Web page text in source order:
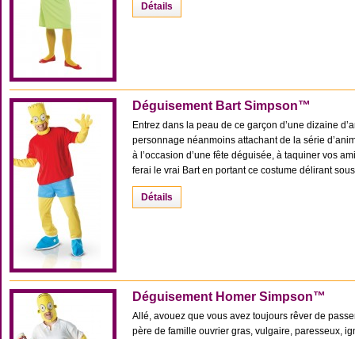
Détails
Déguisement Bart Simpson™
Entrez dans la peau de ce garçon d’une dizaine
personnage néanmoins attachant de la série
à l’occasion d’une fête déguisée, à taquiner vos
ferai le vrai Bart en portant ce costume délirant
Détails
Déguisement Homer Simpson™
Allé, avouez que vous avez toujours rêver de
père de famille ouvrier gras, vulgaire, paresseux,